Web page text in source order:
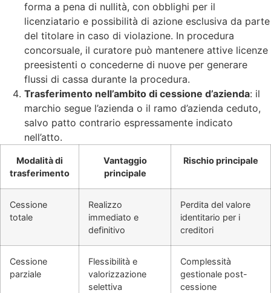
forma a pena di nullità, con obblighi per il
licenziatario e possibilità di azione esclusiva da parte
del titolare in caso di violazione. In procedura
concorsuale, il curatore può mantenere attive licenze
preesistenti o concederne di nuove per generare
flussi di cassa durante la procedura.
Trasferimento nell’ambito di cessione d’azienda: il
marchio segue l’azienda o il ramo d’azienda ceduto,
salvo patto contrario espressamente indicato
nell’atto.
Modalità di
trasferimento
Vantaggio
principale
Rischio principale
Cessione
totale
Realizzo
immediato e
definitivo
Perdita del valore
identitario per i
creditori
Cessione
parziale
Flessibilità e
valorizzazione
selettiva
Complessità
gestionale post-
cessione